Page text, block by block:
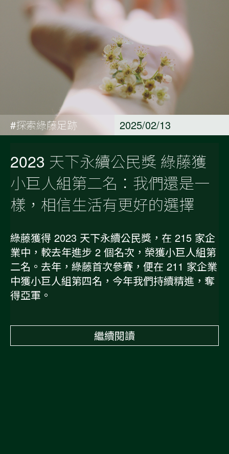
#探索綠藤足跡 2025/02/13
2023 天下永續公民獎 綠藤獲
小巨人組第二名：我們還是一
樣，相信生活有更好的選擇
綠藤獲得 2023 天下永續公民獎，在 215 家企
業中，較去年進步 2 個名次，榮獲小巨人組第
二名。去年，綠藤首次參賽，便在 211 家企業
中獲小巨人組第四名，今年我們持續精進，奪
得亞軍。
繼續閱讀